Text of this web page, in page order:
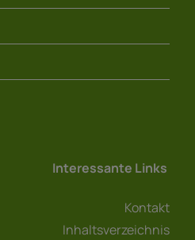
Interessante Links
Kontakt
Inhaltsverzeichnis